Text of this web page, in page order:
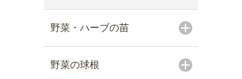
野菜・ハーブの苗
野菜の球根